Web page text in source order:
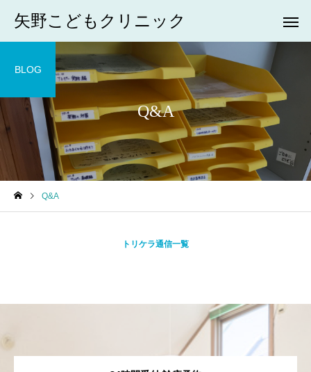
矢野こどもクリニック
Q&A
BLOG
Q&A
トリケラ通信一覧